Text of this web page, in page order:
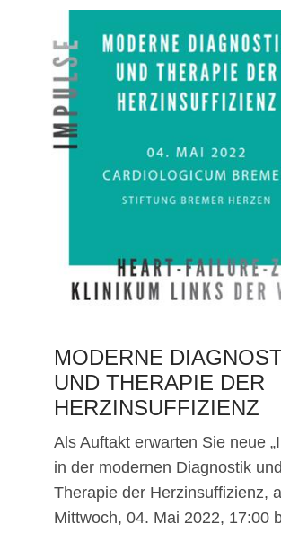
MODERNE
UND THERAPIE DER
HERZINSUFFIZIENZ
Als Auftakt erwarten Sie neue
in der modernen Diagnostik und
Therapie der Herzinsuffizienz,
Mittwoch, 04. Mai 2022, 17:00